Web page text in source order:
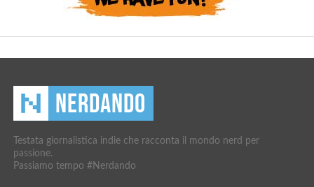
Testata giornalistica indie che racconta il mondo nerd per
passione.
Passiamo tempo #Nerdando